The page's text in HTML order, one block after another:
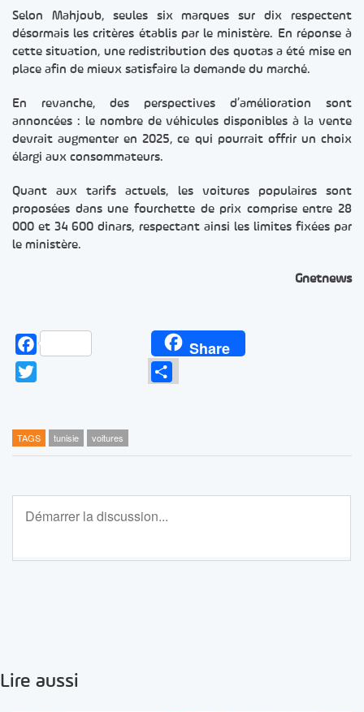
Selon Mahjoub, seules six marques sur dix respectent
désormais les critères établis par le ministère. En réponse à
cette situation, une redistribution des quotas a été mise en
place afin de mieux satisfaire la demande du marché.
En revanche, des perspectives d’amélioration sont
annoncées : le nombre de véhicules disponibles à la vente
devrait augmenter en 2025, ce qui pourrait offrir un choix
élargi aux consommateurs.
Quant aux tarifs actuels, les voitures populaires sont
proposées dans une fourchette de prix comprise entre 28
000 et 34 600 dinars, respectant ainsi les limites fixées par
le ministère.
Gnetnews
Facebook Share
TAGS tunisie voitures
Lire aussi